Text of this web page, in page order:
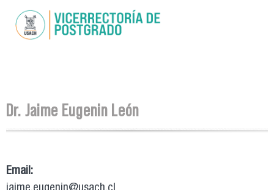
contenido
Se encuentra usted aquí
Dr. Jaime Eugenin León
Email: